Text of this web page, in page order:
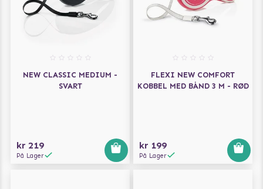
NEW CLASSIC MEDIUM -
SVART
kr 219
På Lager
FLEXI NEW COMFORT
KOBBEL MED BÅND 3 M - RØD
kr 199
På Lager